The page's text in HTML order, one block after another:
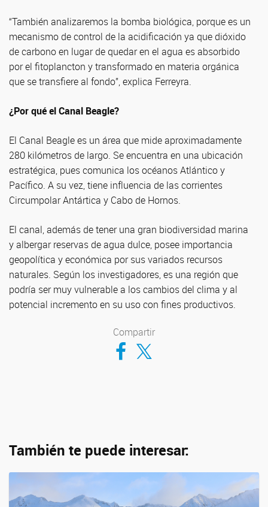
“También analizaremos la bomba biológica, porque es un
mecanismo de control de la acidificación ya que dióxido
de carbono en lugar de quedar en el agua es absorbido
por el fitoplancton y transformado en materia orgánica
que se transfiere al fondo”, explica Ferreyra.
¿Por qué el Canal Beagle?
El Canal Beagle es un área que mide aproximadamente
280 kilómetros de largo. Se encuentra en una ubicación
estratégica, pues comunica los océanos Atlántico y
Pacífico. A su vez, tiene influencia de las corrientes
Circumpolar Antártica y Cabo de Hornos.
El canal, además de tener una gran biodiversidad marina
y albergar reservas de agua dulce, posee importancia
geopolítica y económica por sus variados recursos
naturales. Según los investigadores, es una región que
podría ser muy vulnerable a los cambios del clima y al
potencial incremento en su uso con fines productivos.
Compartir
Compartir en Facebook
Compartir en Twitter
También te puede interesar: